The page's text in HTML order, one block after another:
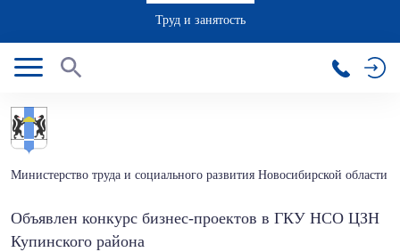
Труд и занятость
Министерство труда и социального развития Новосибирской области
Объявлен конкурс бизнес-проектов в ГКУ НСО ЦЗН
Купинского района